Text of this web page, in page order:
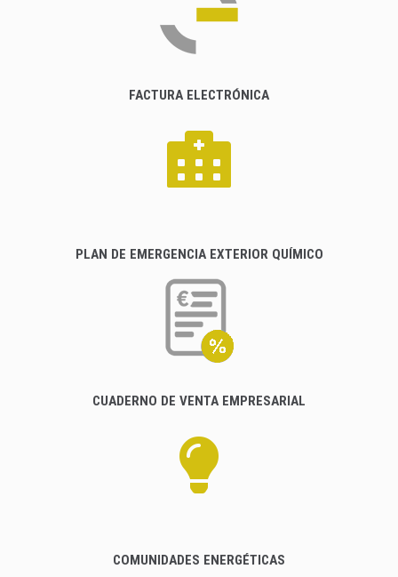
FACTURA ELECTRÓNICA
PLAN DE EMERGENCIA EXTERIOR QUÍMICO
CUADERNO DE VENTA EMPRESARIAL
COMUNIDADES ENERGÉTICAS